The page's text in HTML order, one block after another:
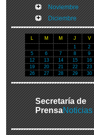
Noviembre
Diciembre
L M M J V
1
2
5
6 7 8 9
12
13 14 15 16
19
20 21 22 23
26
27 28 29 30
Secretaría de
PrensaNoticias